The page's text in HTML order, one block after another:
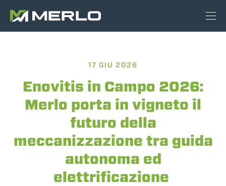
17 GIU 2026
Enovitis in Campo 2026:
Merlo porta in vigneto il
futuro della
meccanizzazione tra guida
autonoma ed
elettrificazione